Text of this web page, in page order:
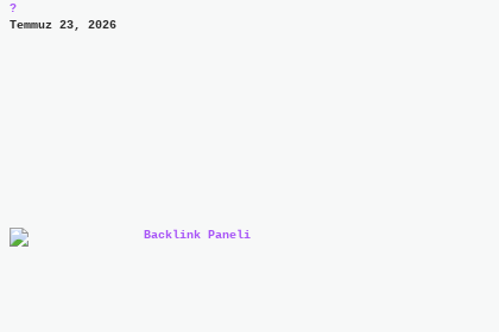
?
Temmuz 23, 2026